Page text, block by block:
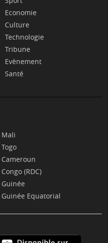
Economie
Culture
Technologie
Tribune
Evènement
Santé
Mali
Togo
Cameroun
Congo (RDC)
Guinée
Guinée Equatorial